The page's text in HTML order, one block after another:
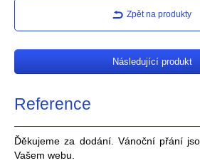
Zpět na produkty
Následující produkt
Reference
Ďěkujeme za dodání. Vánoční přání
Vašem webu.